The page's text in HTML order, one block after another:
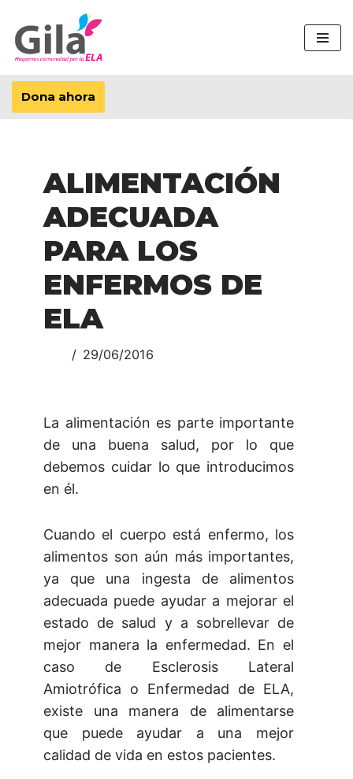
Saltar
al
contenido
Dona ahora
ALIMENTACIÓN
ADECUADA
PARA LOS
ENFERMOS DE
ELA
29/06/2016
La alimentación es parte importante
de una buena salud, por lo que
debemos cuidar lo que introducimos
en él.
Cuando el cuerpo está enfermo, los
alimentos son aún más importantes,
ya que una ingesta de alimentos
adecuada puede ayudar a mejorar el
estado de salud y a sobrellevar de
mejor manera la enfermedad. En el
caso de Esclerosis Lateral
Amiotrófica o Enfermedad de ELA,
existe una manera de alimentarse
que puede ayudar a una mejor
calidad de vida en estos pacientes.